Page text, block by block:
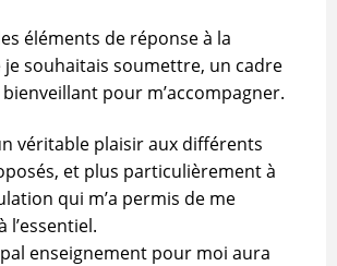
éléments de réponse à la
souhaitais soumettre, un cadre
pour m’accompagner.
véritable plaisir aux différents
et plus particulièrement à
qui m’a permis de me
l’essentiel.
enseignement pour moi aura